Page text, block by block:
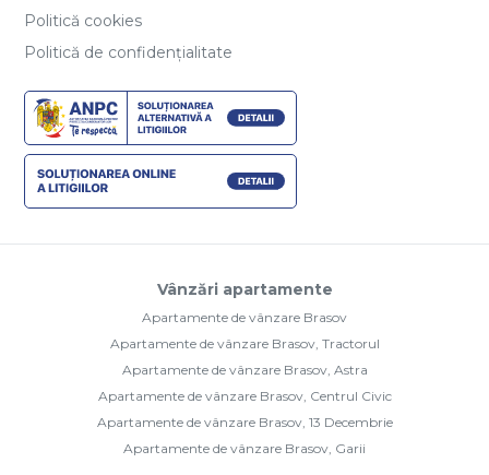
Politică cookies
Politică de confidențialitate
Vânzări apartamente
Apartamente de vânzare Brasov
Apartamente de vânzare Brasov, Tractorul
Apartamente de vânzare Brasov, Astra
Apartamente de vânzare Brasov, Centrul Civic
Apartamente de vânzare Brasov, 13 Decembrie
Apartamente de vânzare Brasov, Garii